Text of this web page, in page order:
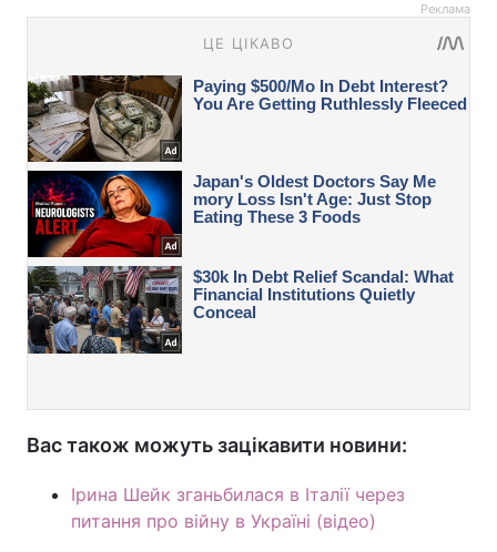
Реклама
Вас також можуть зацікавити новини:
Ірина Шейк зганьбилася в Італії через
питання про війну в Україні (відео)